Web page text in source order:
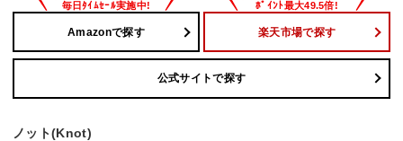
Amazonで探す 楽天市場で探す
公式サイトで探す
ノット(Knot)